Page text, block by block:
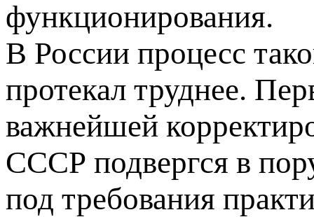
функционирования.
В России процесс
протекал труднее.
важнейшей
СССР подвергся в
под требования